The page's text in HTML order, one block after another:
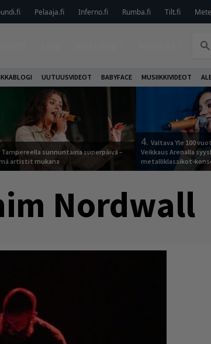
Pelaaja.fi Inferno.fi Rumba.fi Tilt.fi
UUTUUSVIDEOT BABYFACE MUSIIKKIVIDEOT
Tampereella sunnuntaina superpäivä –
artistit mukana
4. Valtava Yle 100
Veikkaus Arenalla
metalliklassikot-
Nordwall